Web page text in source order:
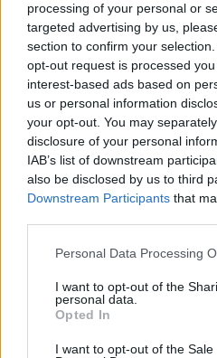
processing of your personal or
targeted advertising by us,
section to confirm your
opt-out request is processed
interest-based ads based on
us or personal information
your opt-out. You may
disclosure of your personal
IAB’s list of downstream
also be disclosed by us to third
Downstream Participants that
Please note that this website/
not limited to your visit or usage
grant or deny consent to
use your data for below
consent section.
Personal Data Processing
I want to opt-out of the
personal data.
Opted In
I want to opt-out of the Sale